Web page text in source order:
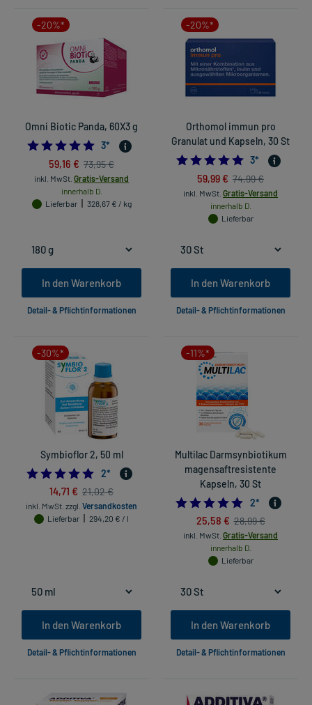
-20%*
Omni Biotic Panda, 60X3 g
5.0
3*
59,16 € 73,95 €
inkl. MwSt. Gratis-Versand
innerhalb D.
Lieferbar
328,67 € / kg
In den Warenkorb
Detail- & Pflichtinformationen
-20%*
Orthomol immun pro
Granulat und Kapseln, 30 St
5.0
3*
59,99 € 74,99 €
inkl. MwSt. Gratis-Versand
innerhalb D.
Lieferbar
In den Warenkorb
Detail- & Pflichtinformationen
-30%*
Symbioflor 2, 50 ml
5.0
2*
14,71 € 21,02 €
inkl. MwSt. zzgl. Versandkosten
Lieferbar
294,20 € / l
In den Warenkorb
Detail- & Pflichtinformationen
-11%*
Multilac Darmsynbiotikum
magensaftresistente
Kapseln, 30 St
5.0
2*
25,58 € 28,99 €
inkl. MwSt. Gratis-Versand
innerhalb D.
Lieferbar
In den Warenkorb
Detail- & Pflichtinformationen